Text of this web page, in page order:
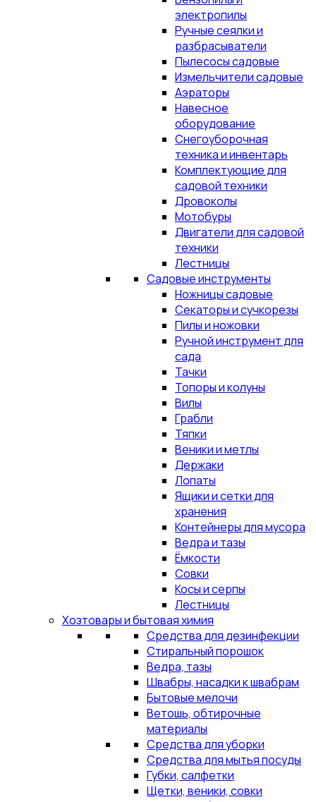
электропилы
Ручные сеялки и
разбрасыватели
Пылесосы садовые
Измельчители садовые
Аэраторы
Навесное
оборудование
Снегоуборочная
техника и инвентарь
Комплектующие для
садовой техники
Дровоколы
Мотобуры
Двигатели для садовой
техники
Лестницы
Садовые инструменты
Ножницы садовые
Секаторы и сучкорезы
Пилы и ножовки
Ручной инструмент для
сада
Тачки
Топоры и колуны
Вилы
Грабли
Тяпки
Веники и метлы
Держаки
Лопаты
Ящики и сетки для
хранения
Контейнеры для мусора
Ведра и тазы
Ёмкости
Совки
Косы и серпы
Лестницы
Хозтовары и бытовая химия
Средства для дезинфекции
Стиральный порошок
Ведра, тазы
Швабры, насадки к швабрам
Бытовые мелочи
Ветошь, обтирочные
материалы
Средства для уборки
Средства для мытья посуды
Губки, салфетки
Щетки, веники, совки